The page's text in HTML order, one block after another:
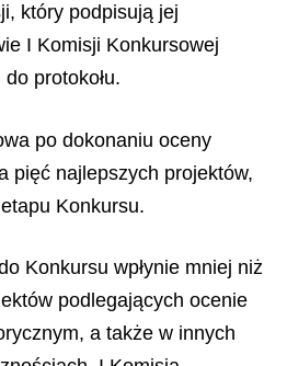
który podpisują jej
I Komisji Konkursowej
protokołu.
po dokonaniu oceny
pięć najlepszych projektów,
Konkursu.
Konkursu wpłynie mniej niż
podlegających ocenie
a także w innych